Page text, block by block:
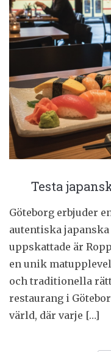
Testa
Göteborg erbjuder
autentiska japanska
uppskattade är
en unik
och traditionella
restaurang i
värld, där varje […]